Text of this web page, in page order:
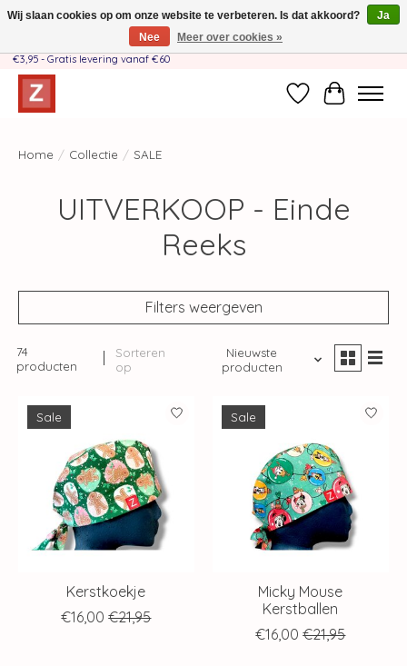
Handgemaakt door moeder-dochterteam❤️ - Verzendkosten BE & NL SLECHTS
€3,95 - Gratis levering vanaf €60
Verlanglijst
Home / Collectie / SALE
UITVERKOOP - Einde
Reeks
Filters weergeven
74
producten
Sorteren
op
Nieuwste
producten
Sale
Kerstkoekje
€16,00 €21,95
Sale
Micky Mouse
Kerstballen
€16,00 €21,95
Wij slaan cookies op om onze website te verbeteren. Is dat akkoord?
Ja
Nee
Meer over cookies »